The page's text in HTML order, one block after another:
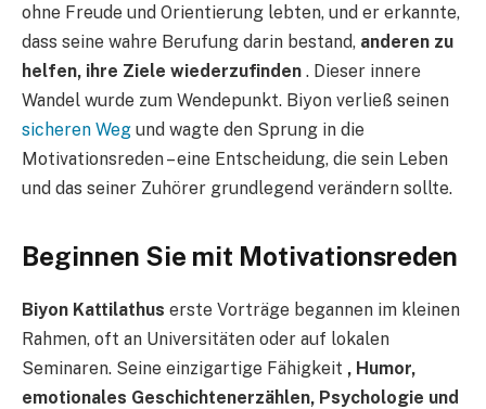
ohne Freude und Orientierung lebten, und er erkannte,
dass seine wahre Berufung darin bestand, anderen zu
helfen, ihre Ziele wiederzufinden . Dieser innere
Wandel wurde zum Wendepunkt. Biyon verließ seinen
sicheren Weg und wagte den Sprung in die
Motivationsreden – eine Entscheidung, die sein Leben
und das seiner Zuhörer grundlegend verändern sollte.
Beginnen Sie mit Motivationsreden
Biyon Kattilathus erste Vorträge begannen im kleinen
Rahmen, oft an Universitäten oder auf lokalen
Seminaren. Seine einzigartige Fähigkeit , Humor,
emotionales Geschichtenerzählen, Psychologie und